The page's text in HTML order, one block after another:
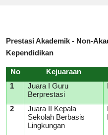
Prestasi Akademik - Non-
Kependidikan
No Kejuaraan
1
Juara I Guru
Berprestasi
2
Juara II Kepala
Sekolah Berbasis
Lingkungan